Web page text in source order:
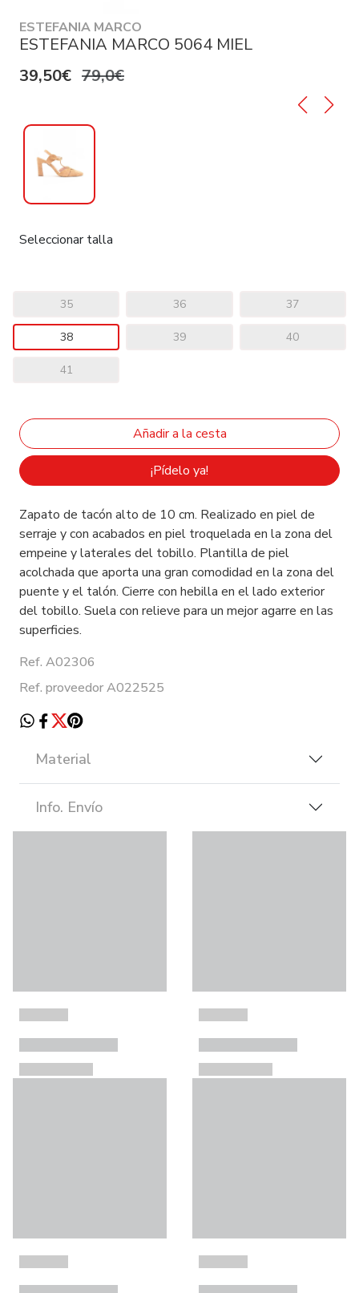
ESTEFANIA MARCO
ESTEFANIA MARCO 5064 MIEL
39,50€ 79,0€
Seleccionar talla
35 36 37
38 39 40
41
¡Pídelo ya!
Zapato de tacón alto de 10 cm. Realizado en piel de
serraje y con acabados en piel troquelada en la zona del
empeine y laterales del tobillo. Plantilla de piel
acolchada que aporta una gran comodidad en la zona del
puente y el talón. Cierre con hebilla en el lado exterior
del tobillo. Suela con relieve para un mejor agarre en las
superficies.
Ref. A02306
Ref. proveedor A022525
Material
Info. Envío